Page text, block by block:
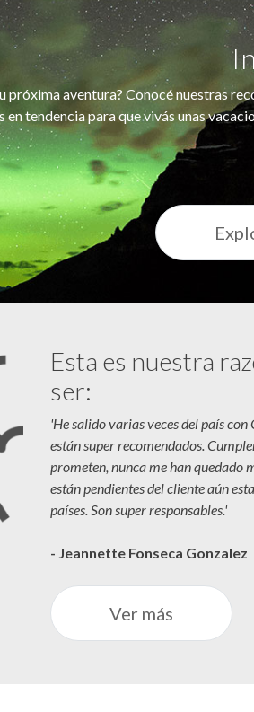
próxima aventura? Conocé nuestras
en tendencia para que vivás unas
Esta es nuestra
ser:
'He salido varias veces del país
están super recomendados.
prometen, nunca me han quedado
están pendientes del cliente aún
países. Son super responsables.'
- Jeannette Fonseca Gonzalez
Ver más